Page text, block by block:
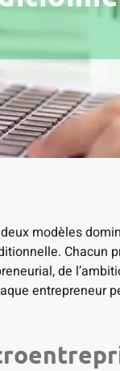
modèles
Chacun
de
entrepreneur